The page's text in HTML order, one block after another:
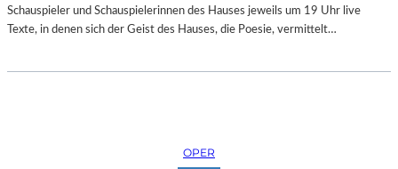
Schauspieler und Schauspielerinnen des Hauses jeweils um 19 Uhr live
Texte, in denen sich der Geist des Hauses, die Poesie, vermittelt…
OPER